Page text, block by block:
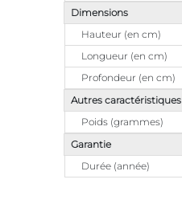
Dimensions
Hauteur (en cm)
Longueur (en cm)
Profondeur (en cm)
Autres caractéristiques
Poids (grammes)
Garantie
Durée (année)